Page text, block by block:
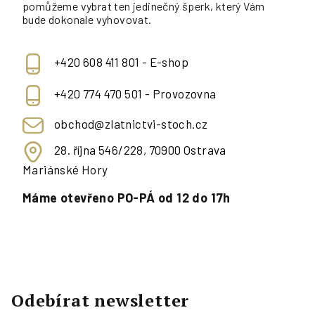
pomůžeme vybrat ten jedinečný šperk, který Vám
bude dokonale vyhovovat.
+420 608 411 801 - E-shop
+420 774 470 501 - Provozovna
obchod@zlatnictvi-stoch.cz
28. října 546/228, 70900 Ostrava
Mariánské Hory
Máme otevřeno PO-PÁ od 12 do 17h
Odebírat newsletter